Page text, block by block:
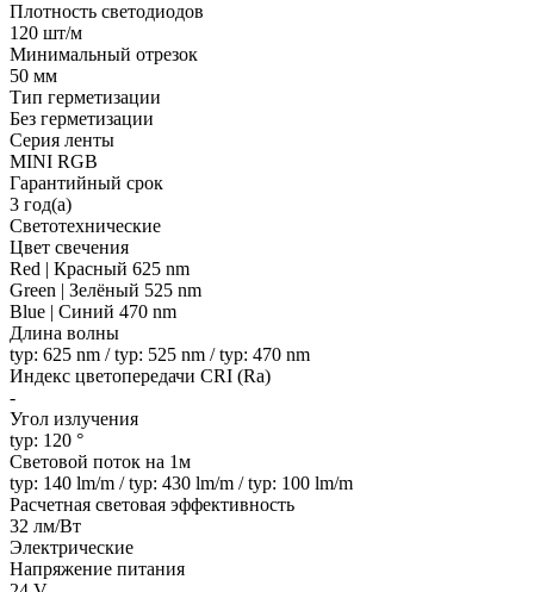
Плотность светодиодов
120 шт/м
Минимальный отрезок
50 мм
Тип герметизации
Без герметизации
Серия ленты
MINI RGB
Гарантийный срок
3 год(а)
Светотехнические
Цвет свечения
Red | Красный 625 nm
Green | Зелёный 525 nm
Blue | Синий 470 nm
Длина волны
typ: 625 nm / typ: 525 nm / typ: 470 nm
Индекс цветопередачи CRI (Ra)
-
Угол излучения
typ: 120 °
Световой поток на 1м
typ: 140 lm/m / typ: 430 lm/m / typ: 100 lm/m
Расчетная световая эффективность
32 лм/Вт
Электрические
Напряжение питания